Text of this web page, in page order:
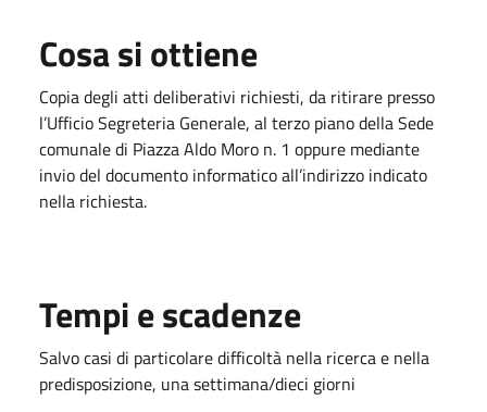
Cosa si ottiene
Copia degli atti deliberativi richiesti, da ritirare presso
l’Ufficio Segreteria Generale, al terzo piano della Sede
comunale di Piazza Aldo Moro n. 1 oppure mediante
invio del documento informatico all’indirizzo indicato
nella richiesta.
Tempi e scadenze
Salvo casi di particolare difficoltà nella ricerca e nella
predisposizione, una settimana/dieci giorni